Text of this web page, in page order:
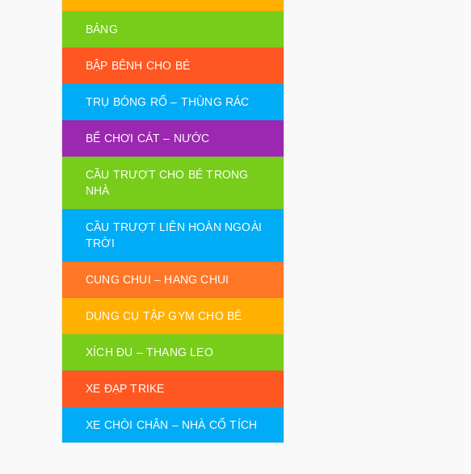
BẢNG
BẬP BÊNH CHO BÉ
TRỤ BÓNG RỔ – THÙNG RÁC
BỂ CHƠI CÁT – NƯỚC
CẦU TRƯỢT CHO BÉ TRONG
NHÀ
CẦU TRƯỢT LIÊN HOÀN NGOÀI
TRỜI
CUNG CHUI – HANG CHUI
DỤNG CỤ TẬP GYM CHO BÉ
XÍCH ĐU – THANG LEO
XE ĐẠP TRIKE
XE CHÒI CHÂN – NHÀ CỔ TÍCH